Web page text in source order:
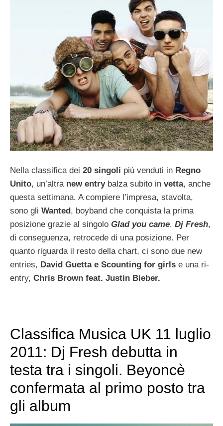
Nella classifica dei 20 singoli più venduti in Regno
Unito, un’altra new entrybalza subito in vetta, anche
questa settimana. A compiere l’impresa, stavolta,
sono gli Wanted, boyband che conquista la prima
posizione grazie al singolo Glad you came. Dj Fresh,
di conseguenza, retrocede di una posizione. Per
quanto riguarda il resto della chart, ci sono due new
entries, David Guetta e Scounting for girls e una ri-
entry, Chris Brown feat. Justin Bieber.
Classifica Musica UK 11 luglio
2011: Dj Fresh debutta in
testa tra i singoli. Beyoncè
confermata al primo posto tra
gli album